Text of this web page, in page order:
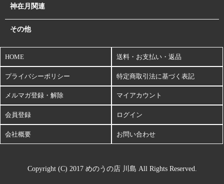
神在月関連
その他
HOME 送料・お支払い・返品
プライバシーポリシー 特定商取引法に基づく表記
メルマガ登録・解除 マイアカウント
会員登録 ログイン
会社概要 お問い合わせ
Copyright (C) 2017 めのうの店 川島 All Rights Reserved.